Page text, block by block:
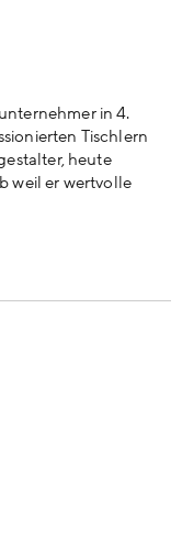
in 4.
Tischlern
heute
weil er wertvolle